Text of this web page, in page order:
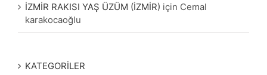
İZMİR RAKISI YAŞ ÜZÜM (İZMİR) için Cemal
karakocaoğlu
KATEGORİLER